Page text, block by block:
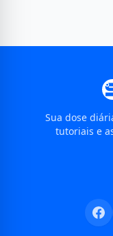
Sua dose
tutoriais e